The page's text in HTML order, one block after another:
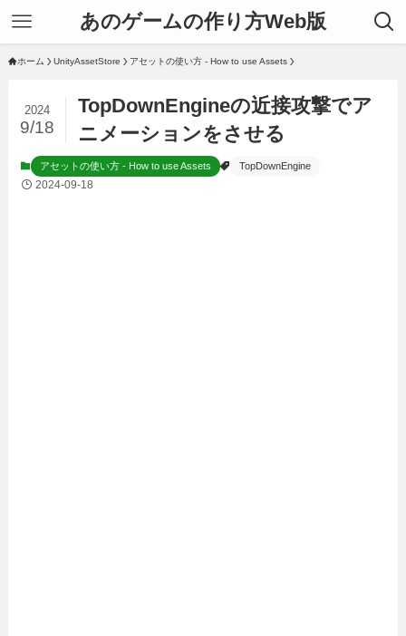
あのゲームの作り方Web版
ホーム UnityAssetStore アセットの使い方 - How to use Assets
TopDownEngineの近接攻撃でア
ニメーションをさせる
2024
9/18
アセットの使い方 - How to use Assets TopDownEngine
2024-09-18